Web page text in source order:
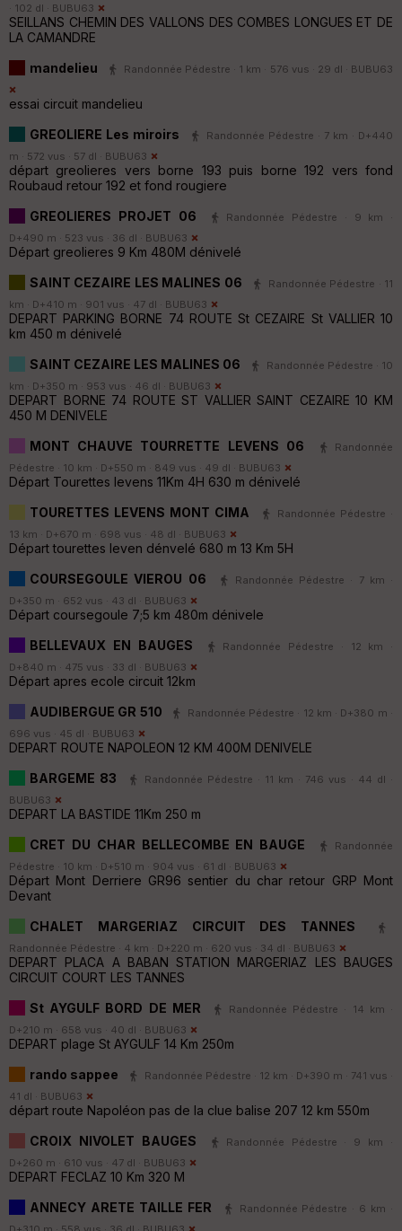
· 102 dl · BUBU63
SEILLANS CHEMIN DES VALLONS DES COMBES LONGUES ET DE
LA CAMANDRE
mandelieu
Randonnée Pédestre · 1 km · 576 vus · 29 dl · BUBU63
essai circuit mandelieu
GREOLIERE Les miroirs
Randonnée Pédestre · 7 km · D+440
m · 572 vus · 57 dl · BUBU63
départ greolieres vers borne 193 puis borne 192 vers fond
Roubaud retour 192 et fond rougiere
GREOLIERES PROJET 06
Randonnée Pédestre · 9 km ·
D+490 m · 523 vus · 36 dl · BUBU63
Départ greolieres 9 Km 480M dénivelé
SAINT CEZAIRE LES MALINES 06
Randonnée Pédestre · 11
km · D+410 m · 901 vus · 47 dl · BUBU63
DEPART PARKING BORNE 74 ROUTE St CEZAIRE St VALLIER 10
km 450 m dénivelé
SAINT CEZAIRE LES MALINES 06
Randonnée Pédestre · 10
km · D+350 m · 953 vus · 46 dl · BUBU63
DEPART BORNE 74 ROUTE ST VALLIER SAINT CEZAIRE 10 KM
450 M DENIVELE
MONT CHAUVE TOURRETTE LEVENS 06
Randonnée
Pédestre · 10 km · D+550 m · 849 vus · 49 dl · BUBU63
Départ Tourettes levens 11Km 4H 630 m dénivelé
TOURETTES LEVENS MONT CIMA
Randonnée Pédestre ·
13 km · D+670 m · 698 vus · 48 dl · BUBU63
Départ tourettes leven dénvelé 680 m 13 Km 5H
COURSEGOULE VIEROU 06
Randonnée Pédestre · 7 km ·
D+350 m · 652 vus · 43 dl · BUBU63
Départ coursegoule 7;5 km 480m dénivele
BELLEVAUX EN BAUGES
Randonnée Pédestre · 12 km ·
D+840 m · 475 vus · 33 dl · BUBU63
Départ apres ecole circuit 12km
AUDIBERGUE GR 510
Randonnée Pédestre · 12 km · D+380 m ·
696 vus · 45 dl · BUBU63
DEPART ROUTE NAPOLEON 12 KM 400M DENIVELE
BARGEME 83
Randonnée Pédestre · 11 km · 746 vus · 44 dl ·
BUBU63
DEPART LA BASTIDE 11Km 250 m
CRET DU CHAR BELLECOMBE EN BAUGE
Randonnée
Pédestre · 10 km · D+510 m · 904 vus · 61 dl · BUBU63
Départ Mont Derriere GR96 sentier du char retour GRP Mont
Devant
CHALET MARGERIAZ CIRCUIT DES TANNES
Randonnée Pédestre · 4 km · D+220 m · 620 vus · 34 dl · BUBU63
DEPART PLACA A BABAN STATION MARGERIAZ LES BAUGES
CIRCUIT COURT LES TANNES
St AYGULF BORD DE MER
Randonnée Pédestre · 14 km ·
D+210 m · 658 vus · 40 dl · BUBU63
DEPART plage St AYGULF 14 Km 250m
rando sappee
Randonnée Pédestre · 12 km · D+390 m · 741 vus ·
41 dl · BUBU63
départ route Napoléon pas de la clue balise 207 12 km 550m
CROIX NIVOLET BAUGES
Randonnée Pédestre · 9 km ·
D+260 m · 610 vus · 47 dl · BUBU63
DEPART FECLAZ 10 Km 320 M
ANNECY ARETE TAILLE FER
Randonnée Pédestre · 6 km ·